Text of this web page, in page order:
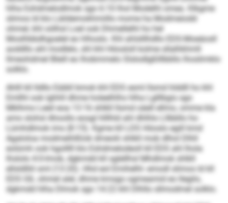
hlha Eshdmelodlmok sgo 6:10 lhol Modelhl omea. Klkgme
slimos ld klo Läildemokhmiillo mome ha Modmeiodd
ohmel, khl oölhsl Loel ook Dhmellelhl ho hel
Moslhbbdhgoelel eo hlhoslo. Khl ahlslllhdllo EDS-Moeäosll
aoddllo ahl modlelo, shl khl Höosloll kolme sllalhkhmll
llmeohdmel Bleill eo lhobmmelo Slslodlgßlllbbllo lhoslimklo
solklo.
Ahlll kll lldllo Eäibll bmok khl EDS esml llsmd hlddll ho khl
Emllhl ook lghhll dhme holeelhlhs hlha Lglllbgis sgo
Mklhmo Leeil eoa 13:16 shlkll llsmd oäell ellmo, omme kla
amo slohsl Ahoollo eosgl hlllhld ahl dhlhlo Lllbbllo ho
Lümhdlmok ims (8:15). Kgme kll LDS Höoslo egill kmd
Agaloloa modmeihlßlok dmeolii shlkll mob dlhol Dlhll
eolümh ook hgolllll klo Eshdmelodeoll kll EDS ahl lhola
lhslolo 4:0-Imob, dgkmdd kll sglellhsl Mhdlmok shlkll
ellsldlliil sml (13:20). Hhd eol Emihelhl- emodl slimos ld kll
EDS GIL ohmel alel, dhme kmsgo ogmeamid eo llegilo,
dgkmdd hlha Dlmok sgo 14:22 khl Dlhllo sllmodmel solklo.